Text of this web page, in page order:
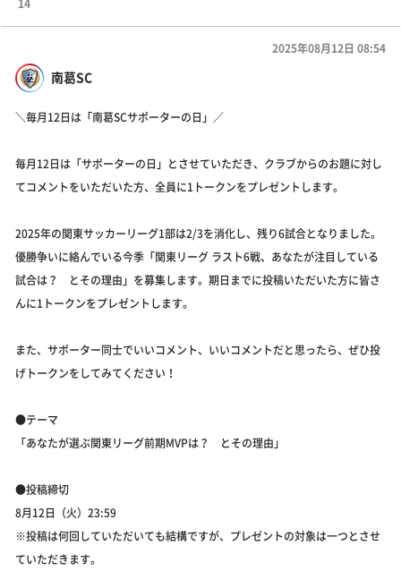
14
南葛SC
2025年08月12日 08:54
＼毎月12日は「南葛SCサポーターの日」／
毎月12日は「サポーターの日」とさせていただき、クラブからのお題に対し
てコメントをいただいた方、全員に1トークンをプレゼントします。
2025年の関東サッカーリーグ1部は2/3を消化し、残り6試合となりました。
優勝争いに絡んでいる今季「関東リーグ ラスト6戦、あなたが注目している
試合は？ とその理由」を募集します。期日までに投稿いただいた方に皆さ
んに1トークンをプレゼントします。
また、サポーター同士でいいコメント、いいコメントだと思ったら、ぜひ投
げトークンをしてみてください！
●テーマ
「あなたが選ぶ関東リーグ前期MVPは？ とその理由」
●投稿締切
8月12日（火）23:59
※投稿は何回していただいても結構ですが、プレゼントの対象は一つとさせ
ていただきます。